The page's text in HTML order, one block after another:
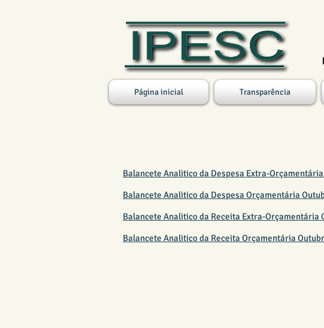
Página inicial Transparência
Balancete Analitico da Despesa Extra-
Balancete Analitico da Despesa Orçamentária
Balancete Analitico da Receita Extra-Orçamentária
Balancete Analitico da Receita Orçamentária